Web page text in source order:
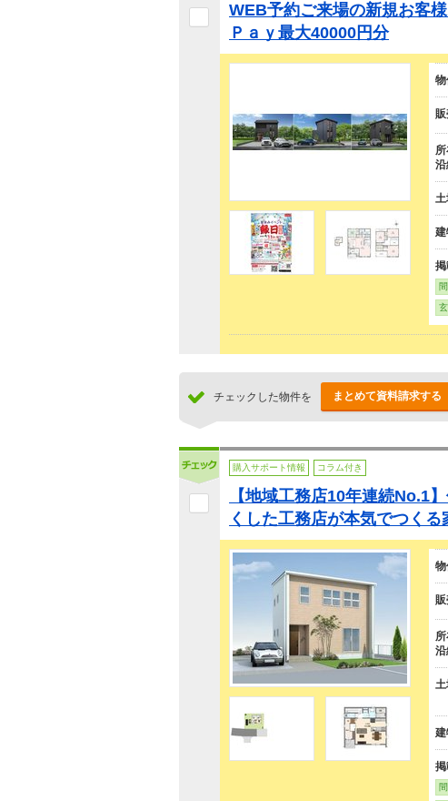
WEB予約ご来場の新規お客
Ｐａｙ最大40000円分
物
チェックした物件を まとめて資料請求する
購入サポート情報 コラム付き
【地域工務店10年連続No.1
くした工務店が本気でつくる
物